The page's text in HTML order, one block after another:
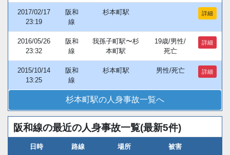
2017/02/17
23:19
阪和
線
杉本町駅 詳細
2016/05/26
23:32
阪和
線
我孫子町駅〜杉
本町駅
19歳/男性/
死亡
詳細
2015/10/14
13:25
阪和
線
杉本町駅 男性/死亡 詳細
杉本町駅の人身事故一覧へ
阪和線の最近の人身事故一覧(最新5件)
日時 路線 場所 被害